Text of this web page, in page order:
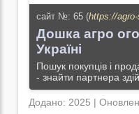
сайт №: 65 (https://
Дошка агро
Україні
Пошук покупців і
- знайти партнера
Додано: 2025 |